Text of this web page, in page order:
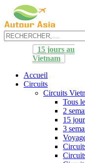
15 jours au
Vietnam
Accueil
Circuits
Circuits
Tous
2
15
3